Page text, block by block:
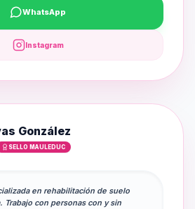
WhatsApp
Instagram
González
SELLO MAULEDUC
en rehabilitación de suelo
Trabajo con personas con y sin